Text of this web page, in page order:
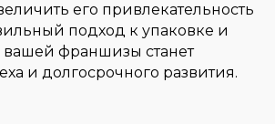
его привлекательность
подход к упаковке и
франшизы станет
и долгосрочного развития.